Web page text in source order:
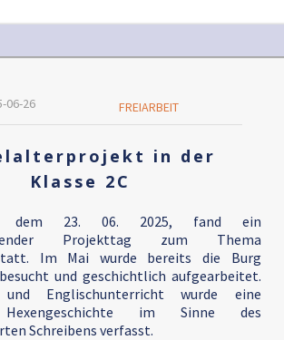
06-26 FREIARBEIT
in der
Klasse 2C
dem 23. 06. 2025, fand ein
Projekttag zum Thema
Im Mai wurde bereits die Burg
und geschichtlich aufgearbeitet.
Englischunterricht wurde eine
Hexengeschichte im Sinne des
Schreibens verfasst.